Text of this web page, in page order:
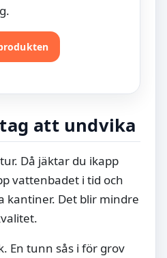
att undvika
Då jäktar du ikapp
vattenbadet i tid och
kantiner. Det blir mindre
En tunn sås i för grov